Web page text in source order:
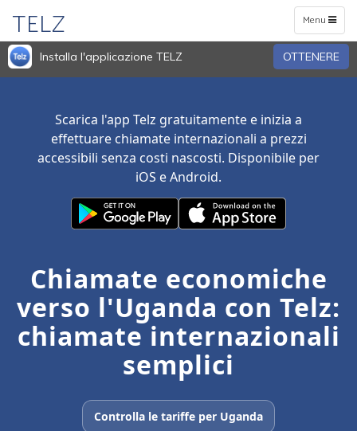
Toggle
navigation
Menu
TELZ
Installa l'applicazione TELZ OTTENERE
Scarica l'app Telz gratuitamente e inizia a
effettuare chiamate internazionali a prezzi
accessibili senza costi nascosti. Disponibile per
iOS e Android.
Chiamate economiche
verso l'Uganda con Telz:
chiamate internazionali
semplici
Controlla le tariffe per Uganda